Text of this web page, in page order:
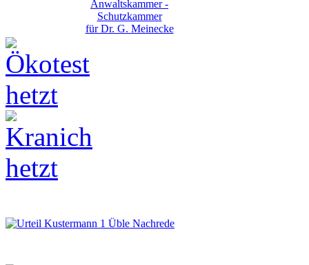
Anwaltskammer -
Schutzkammer
für Dr. G. Meinecke